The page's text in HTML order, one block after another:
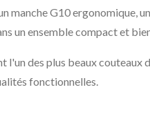
manche G10 ergonomique,
un ensemble compact et
l'un des plus beaux couteaux
fonctionnelles.